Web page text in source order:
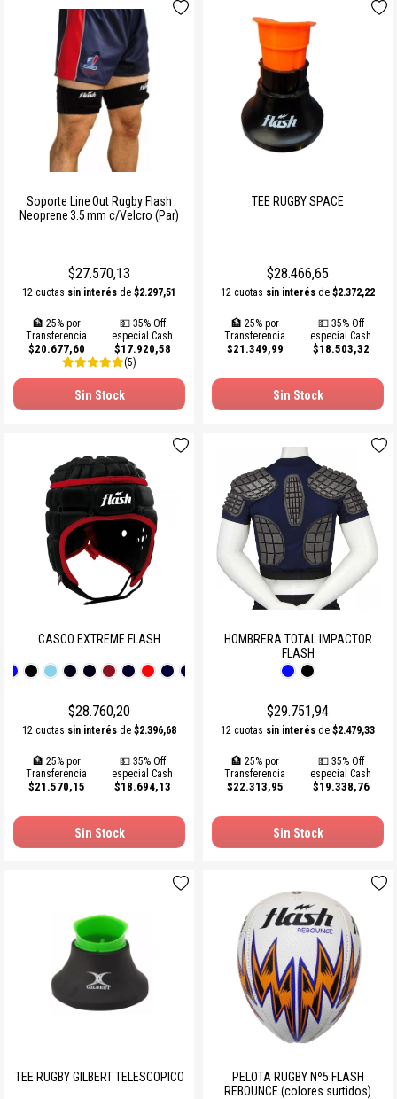
Soporte Line Out Rugby Flash
Neoprene 3.5 mm c/Velcro (Par)
$27.570,13
12 cuotas sin interés de $2.297,51
🏦 25% por
Transferencia
$20.677,60
💵 35% Off
especial Cash
$17.920,58
(5)
Sin Stock
TEE RUGBY SPACE
$28.466,65
12 cuotas sin interés de $2.372,22
🏦 25% por
Transferencia
$21.349,99
💵 35% Off
especial Cash
$18.503,32
Sin Stock
CASCO EXTREME FLASH
$28.760,20
12 cuotas sin interés de $2.396,68
🏦 25% por
Transferencia
$21.570,15
💵 35% Off
especial Cash
$18.694,13
Sin Stock
HOMBRERA TOTAL IMPACTOR
FLASH
$29.751,94
12 cuotas sin interés de $2.479,33
🏦 25% por
Transferencia
$22.313,95
💵 35% Off
especial Cash
$19.338,76
Sin Stock
TEE RUGBY GILBERT TELESCOPICO
PELOTA RUGBY Nº5 FLASH
REBOUNCE (colores surtidos)